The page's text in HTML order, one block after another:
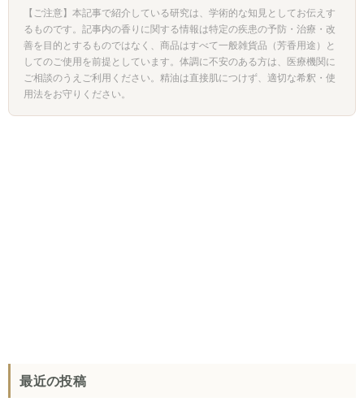
【ご注意】本記事で紹介している研究は、学術的な知見としてお伝えす
るものです。記事内の香りに関する情報は特定の疾患の予防・治療・改
善を目的とするものではなく、商品はすべて一般雑貨品（芳香用途）と
してのご使用を前提としています。体調に不安のある方は、医療機関に
ご相談のうえご利用ください。精油は直接肌につけず、適切な希釈・使
用法をお守りください。
最近の投稿